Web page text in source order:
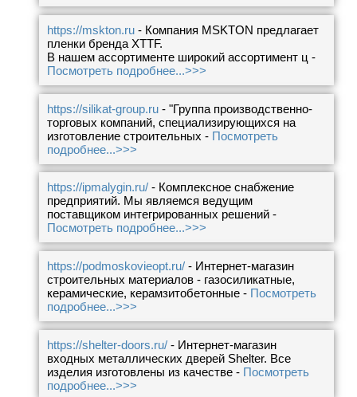
https://mskton.ru - Компания MSKTON предлагает
пленки бренда XTTF.
В нашем ассортименте широкий ассортимент ц -
Посмотреть подробнее...>>>
https://silikat-group.ru - "Группа производственно-
торговых компаний, специализирующихся на
изготовление строительных - Посмотреть
подробнее...>>>
https://ipmalygin.ru/ - Комплексное снабжение
предприятий. Мы являемся ведущим
поставщиком интегрированных решений -
Посмотреть подробнее...>>>
https://podmoskovieopt.ru/ - Интернет-магазин
строительных материалов - газосиликатные,
керамические, керамзитобетонные - Посмотреть
подробнее...>>>
https://shelter-doors.ru/ - Интернет-магазин
входных металлических дверей Shelter. Все
изделия изготовлены из качестве - Посмотреть
подробнее...>>>